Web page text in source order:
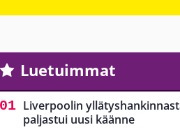
Luetuimmat
Liverpoolin
paljastui uusi käänne